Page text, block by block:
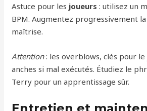
Astuce pour les joueurs : utilisez un
BPM. Augmentez progressivement
maîtrise.
Attention: les overblows, clés pour
anches si mal exécutés. Étudiez le
Terry pour un apprentissage sûr.
Entretien et